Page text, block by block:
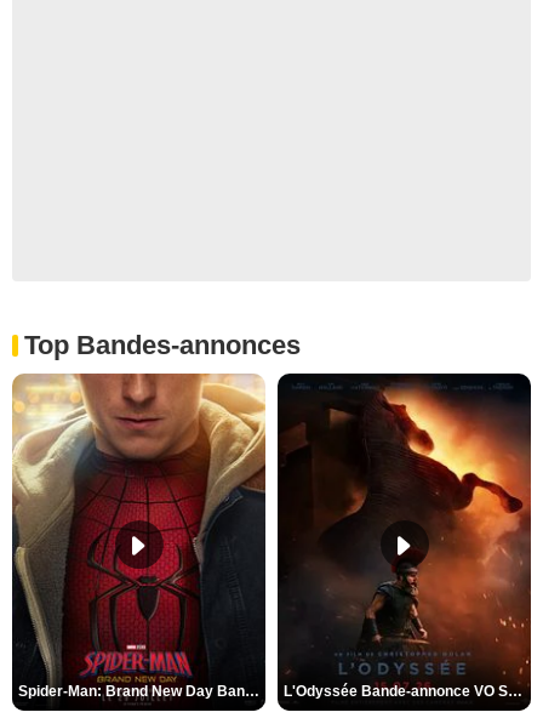
Top Bandes-annonces
Spider-Man: Brand New Day Bande-annonce VO STFR L'Odyssée Bande-annonce VO STFR